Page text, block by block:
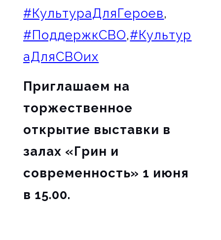
#КультураДляГероев,
#ПоддержкСВО,#Культур
аДляСВОих
Приглашаем на
торжественное
открытие выставки в
залах «Грин и
современность» 1 июня
в 15.00.